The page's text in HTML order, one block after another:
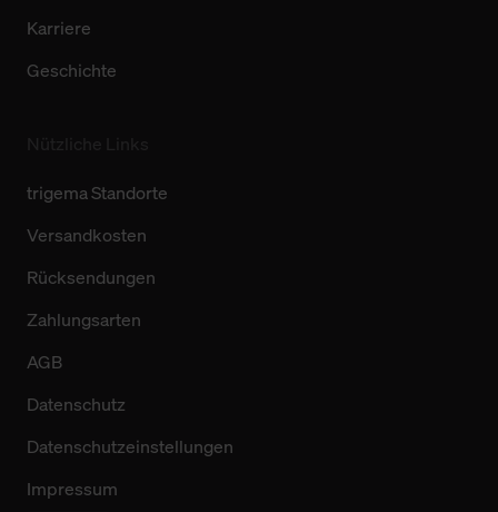
Karriere
Geschichte
trigema Standorte
Versandkosten
Rücksendungen
Zahlungsarten
AGB
Datenschutz
Datenschutzeinstellungen
Impressum